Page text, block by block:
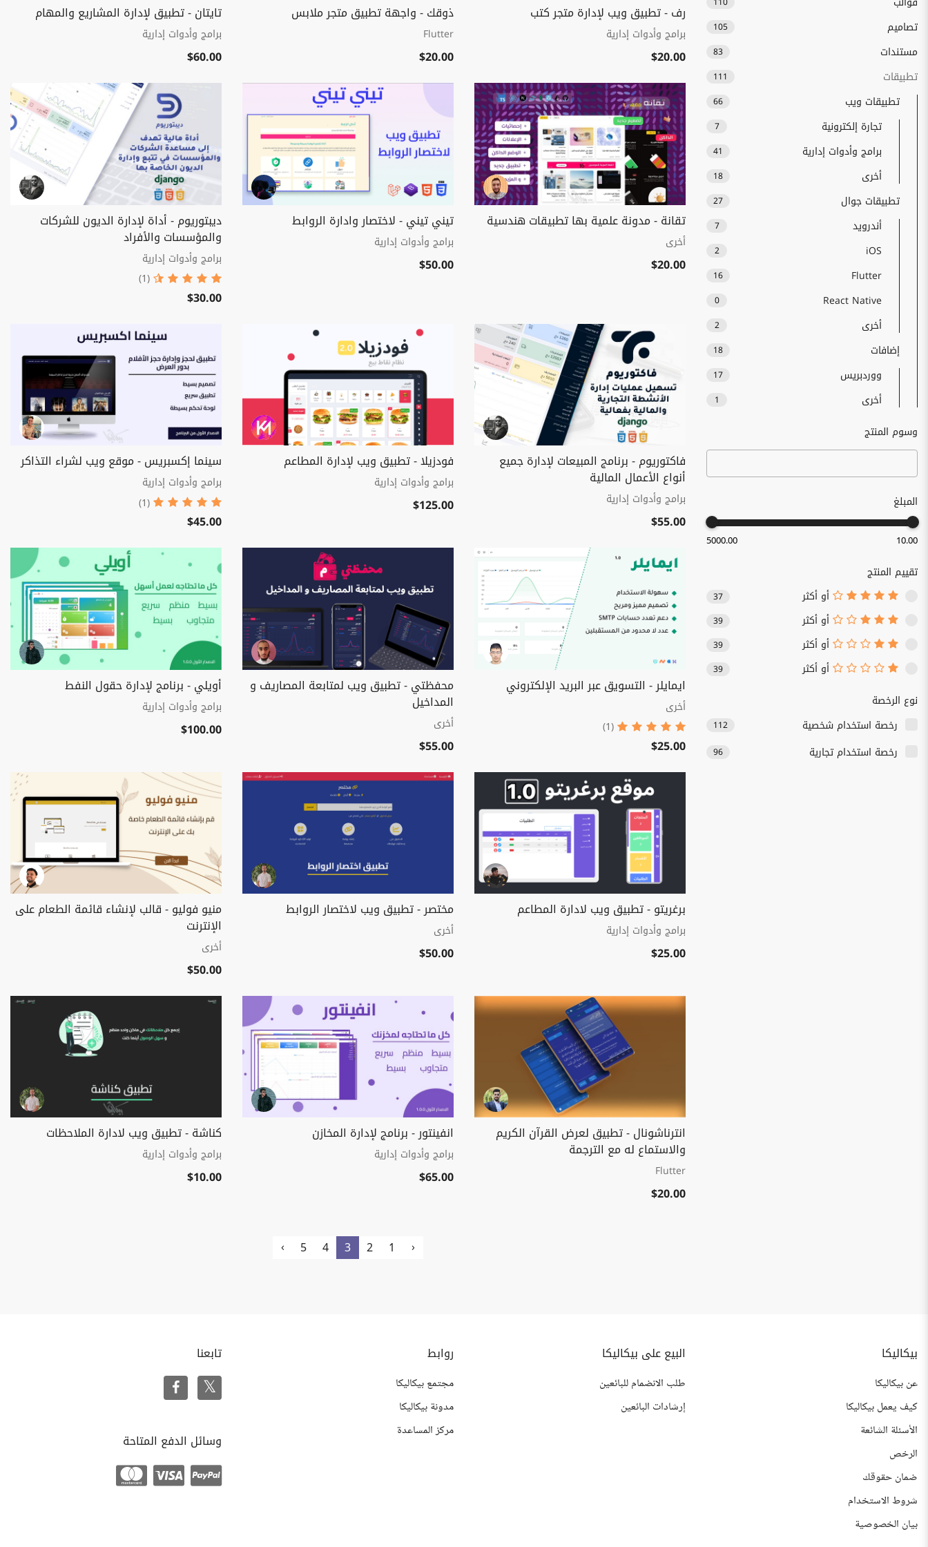
تصاميم 105
مستندات 83
تطبيقات 111
تطبيقات ويب 66
تجارة إلكترونية 7
برامج وأدوات إدارية 41
أخرى 18
تطبيقات جوال 27
أندرويد 7
iOS
2
Flutter
16
React Native
0
أخرى 2
إضافات 18
ووردبريس 17
أخرى 1
وسوم المنتج
المبلغ
10.00
5000.00
تقييم المنتج
أو أكثر
37
أو أكثر 39
أو أكثر 39
أو أكثر 39
نوع الرخصة
رخصة استخدام شخصية
112
رخصة استخدام تجارية 96
رف - تطبيق ويب لإدارة متجر كتب
برامج وأدوات إدارية
$20.00
ذوقك - واجهة تطبيق متجر ملابس
Flutter
$20.00
تايتان - تطبيق لإدارة المشاريع والمهام
برامج وأدوات إدارية
$60.00
تقانة - مدونة علمية بها تطبيقات هندسية
أخرى
$20.00
تيني تيني - لاختصار وادارة الروابط
برامج وأدوات إدارية
$50.00
ديبتوريوم - أداة لإدارة الديون للشركات
والمؤسسات والأفراد
برامج وأدوات إدارية
(1)
$30.00
فاكتوريوم - برنامج المبيعات لإدارة جميع
أنواع الأعمال المالية
برامج وأدوات إدارية
$55.00
فودزيلا - تطبيق ويب لإدارة المطاعم
برامج وأدوات إدارية
$125.00
سينما إكسبريس - موقع ويب لشراء التذاكر
برامج وأدوات إدارية
(1)
$45.00
ايمايلر - التسويق عبر البريد الإلكتروني
أخرى
(1)
$25.00
محفظتي - تطبيق ويب لمتابعة المصاريف و
المداخيل
أخرى
$55.00
أويلي - برنامج لإدارة حقول النفط
برامج وأدوات إدارية
$100.00
برغريتو - تطبيق ويب لادارة المطاعم
برامج وأدوات إدارية
$25.00
مختصر - تطبيق ويب لاختصار الروابط
أخرى
$50.00
منيو فوليو - قالب لإنشاء قائمة الطعام على
الإنترنت
أخرى
$50.00
انترناشونال - تطبيق لعرض القرآن الكريم
والاستماع له مع الترجمة
Flutter
$20.00
انفينتور - برنامج لإدارة المخازن
برامج وأدوات إدارية
$65.00
كناشة - تطبيق ويب لادارة الملاحظات
برامج وأدوات إدارية
$10.00
‹
1
2
3
4
5
›
بيكاليكا
عن بيكاليكا
كيف يعمل بيكاليكا
الأسئلة الشائعة
الرخص
ضمان حقوقك
شروط الاستخدام
بيان الخصوصية
البيع على بيكاليكا
طلب الانضمام للبائعين
إرشادات البائعين
روابط
مجتمع بيكاليكا
مدونة بيكاليكا
مركز المساعدة
تابعنا
وسائل الدفع المتاحة